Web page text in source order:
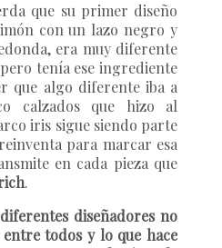
que su primer diseño
con un lazo negro y
era muy diferente
tenía ese ingrediente
que algo diferente iba a
calzados que hizo al
iris sigue siendo parte
para marcar esa
en cada pieza que
.
diseñadores no
todos y lo que hace